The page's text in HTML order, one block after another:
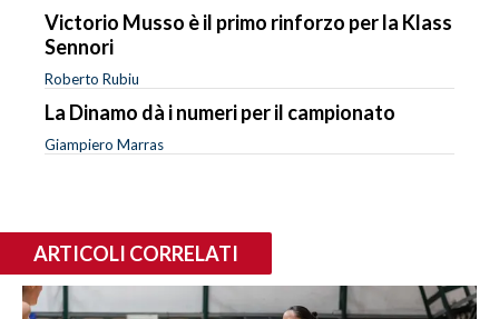
Victorio Musso è il primo rinforzo per la Klass
Sennori
Roberto Rubiu
La Dinamo dà i numeri per il campionato
Giampiero Marras
ARTICOLI CORRELATI